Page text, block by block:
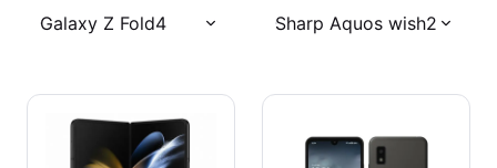
Galaxy Z Fold4 Sharp Aquos wish2